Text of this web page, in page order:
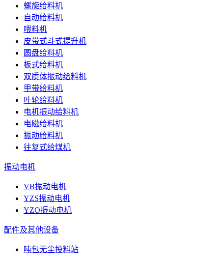
螺旋给料机
自动给料机
喂料机
皮带式斗式提升机
圆盘给料机
板式给料机
双质体振动给料机
甲带给料机
叶轮给料机
电机振动给料机
电磁给料机
振动给料机
往复式给煤机
振动电机
VB振动电机
YZS振动电机
YZO振动电机
配件及其他设备
吨包无尘投料站